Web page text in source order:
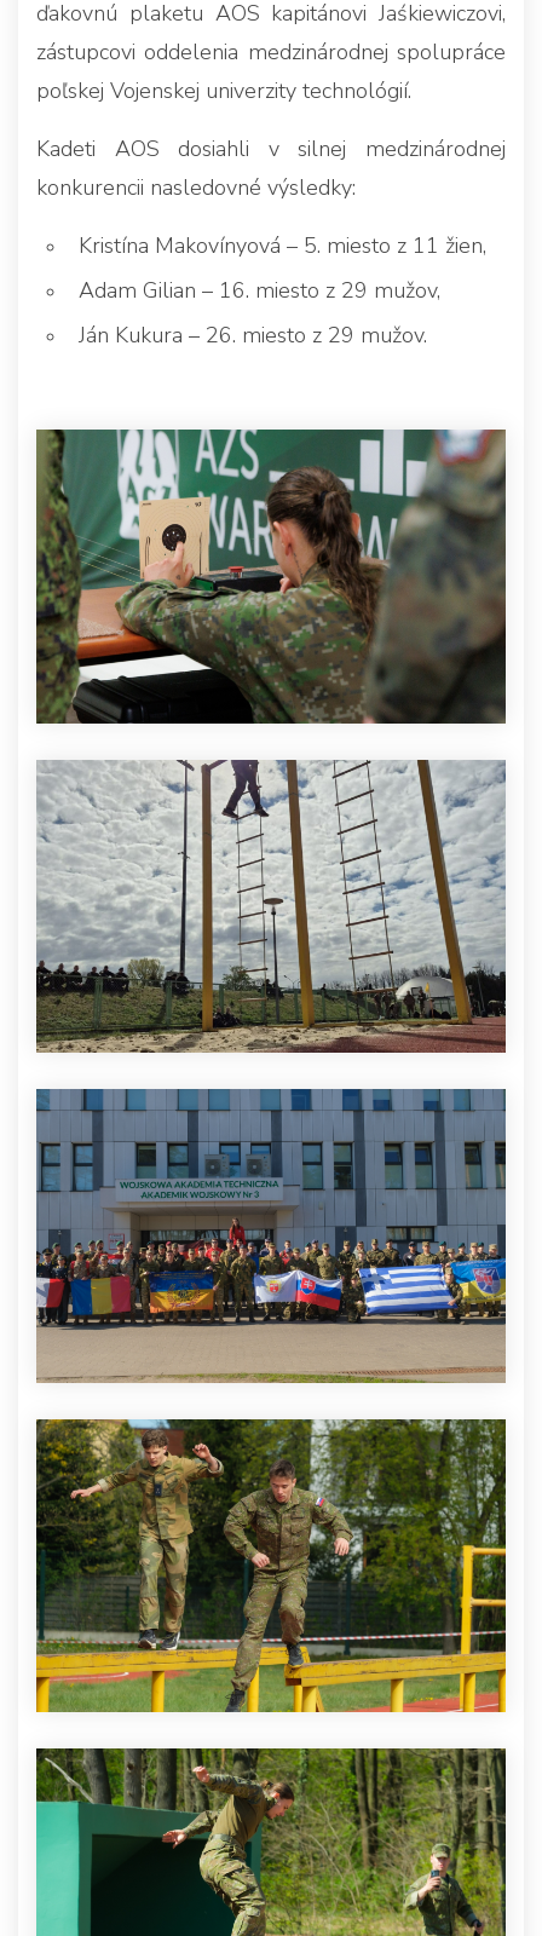
ďakovnú plaketu AOS kapitánovi Jaśkiewiczovi,
zástupcovi oddelenia medzinárodnej spolupráce
poľskej Vojenskej univerzity technológií.
Kadeti AOS dosiahli v silnej medzinárodnej
konkurencii nasledovné výsledky:
Kristína Makovínyová – 5. miesto z 11 žien,
Adam Gilian – 16. miesto z 29 mužov,
Ján Kukura – 26. miesto z 29 mužov.